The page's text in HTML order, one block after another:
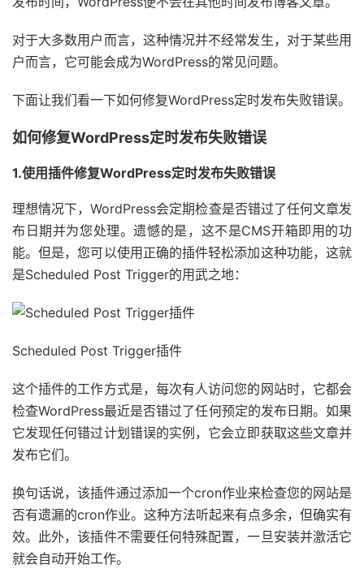
对于大多数用户而言，这种情况并不经常发生，对于某些用
户而言，它可能会成为WordPress的常见问题。
下面让我们看一下如何修复WordPress定时发布失败错误。
如何修复WordPress定时发布失败错误
1.使用插件修复WordPress定时发布失败错误
理想情况下，WordPress会定期检查是否错过了任何文章发
布日期并为您处理。遗憾的是，这不是CMS开箱即用的功
能。但是，您可以使用正确的插件轻松添加这种功能，这就
是Scheduled Post Trigger的用武之地：
Scheduled Post Trigger插件
这个插件的工作方式是，每次有人访问您的网站时，它都会
检查WordPress最近是否错过了任何预定的发布日期。如果
它发现任何错过计划错误的实例，它会立即获取这些文章并
发布它们。
换句话说，该插件通过添加一个cron作业来检查您的网站是
否有遗漏的cron作业。这种方法听起来有点多余，但确实有
效。此外，该插件不需要任何特殊配置，一旦安装并激活它
就会自动开始工作。